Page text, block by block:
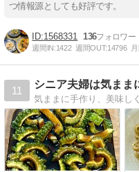
つ情報源としても好評です。
1568331 136
週間IN:1422 週間OUT:14796
11
シニア夫婦は気まま
気ままに手作り、美味し